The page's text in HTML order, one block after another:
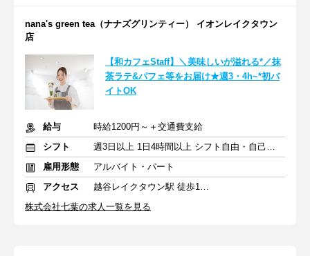
nana's green tea（ナナズグリンティー） イオンレイクタウン
店
【和カフェStaff】＼美味しいが溢れる*／抹
茶ラテ&パフェ等をお届け★週3・4h~*初バ
イトOK
給与
時給1200円～＋交通費支給
シフト
週3日以上 1日4時間以上 シフト自由・自己申告
雇用形態
アルバイト・パート
アクセス
越谷レイクタウン駅 徒歩10分
株式会社七葉の求人一覧を見る